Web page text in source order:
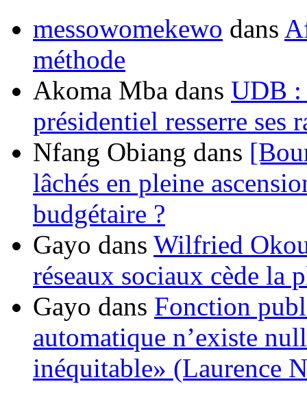
messowomekewo dans
méthode
Akoma Mba dans UDB :
présidentiel resserre ses
Nfang Obiang dans
lâchés en pleine
budgétaire ?
Gayo dans Wilfried
réseaux sociaux cède la
Gayo dans Fonction
automatique n’existe
inéquitable» (Laurence